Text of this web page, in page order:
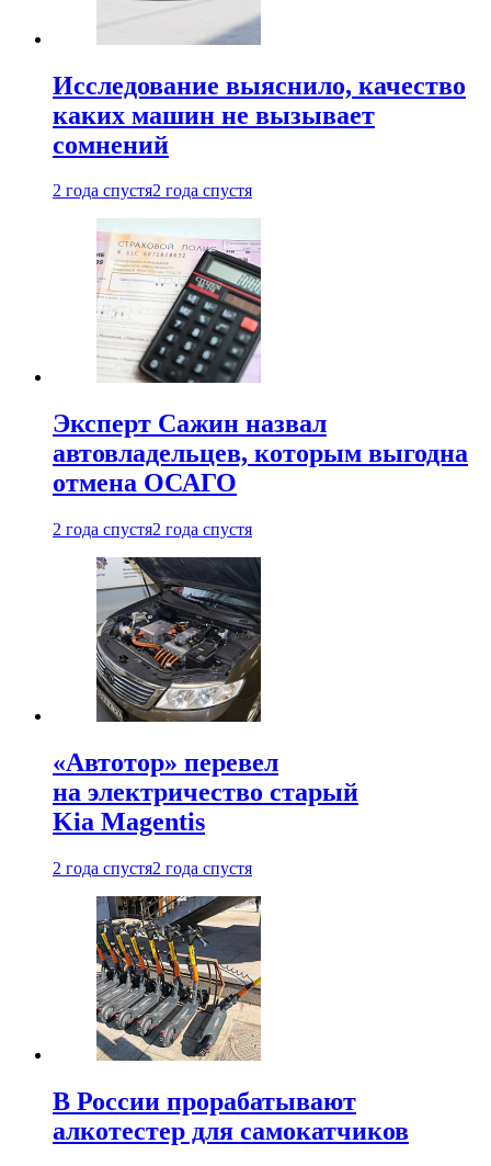
Исследование выяснило, качество
каких машин не вызывает
сомнений
2 года спустя2 года спустя
Эксперт Сажин назвал
автовладельцев, которым выгодна
отмена ОСАГО
2 года спустя2 года спустя
«Автотор» перевел
на электричество старый
Kia Magentis
2 года спустя2 года спустя
В России прорабатывают
алкотестер для самокатчиков